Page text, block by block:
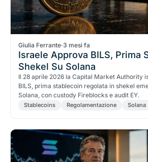
Giulia Ferrante·3 mesi fa
Israele Approva BILS, Prima
Shekel Su Solana
Il 28 aprile 2026 la Capital Market Authority
BILS, prima stablecoin regolata in shekel
Solana, con custody Fireblocks e audit EY.
Stablecoins Regolamentazione Solana